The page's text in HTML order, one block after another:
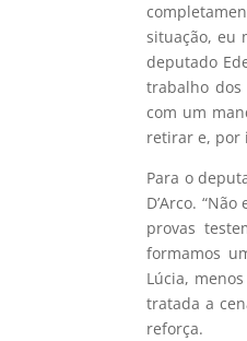
situação, eu
deputado
trabalho
com um
retirar e, por
Para o
D’Arco.
provas
formamos
Lúcia,
tratada a
reforça.